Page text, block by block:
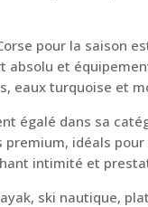
pour la saison
et
eaux turquoise et
égalé dans sa
idéals
intimité et
ski nautique,